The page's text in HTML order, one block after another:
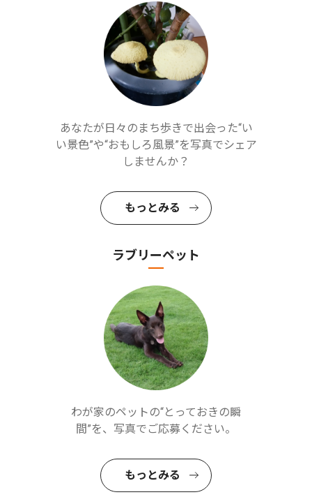
あなたが日々のまち歩きで出会った“い
い景色”や“おもしろ風景”を写真でシェア
しませんか？
もっとみる
ラブリーペット
わが家のペットの“とっておきの瞬
間”を、写真でご応募ください。
もっとみる